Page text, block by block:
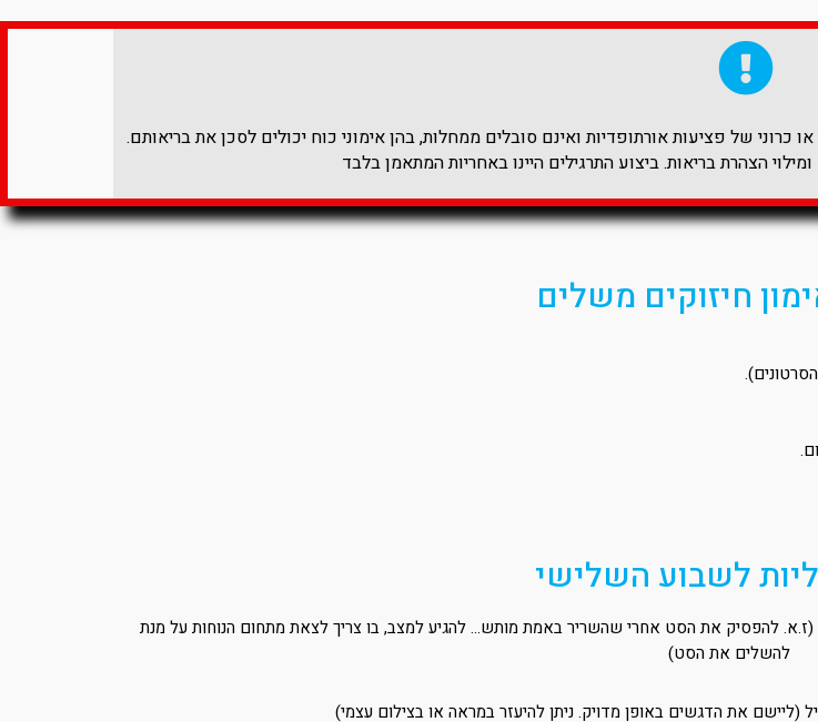
של פציעות אורתופדיות ואינם סובלים ממחלות, בהן אימוני כוח יכולים לסכן את בריאותם.
הצהרת בריאות. ביצוע התרגילים היינו באחריות המתאמן בלבד​
חיזוקים משלים
לשבוע השלישי
להפסיק את הסט אחרי שהשריר באמת מותש... להגיע למצב, בו צריך לצאת מתחום הנוחות על מנת
להשלים את הסט)
(ליישם את הדגשים באופן מדויק. ניתן להיעזר במראה או בצילום עצמי)